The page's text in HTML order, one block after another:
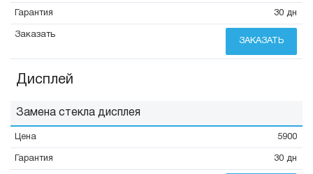
30 дн
ЗАКАЗАТЬ
Дисплей
Замена стекла дисплея
5900
30 дн